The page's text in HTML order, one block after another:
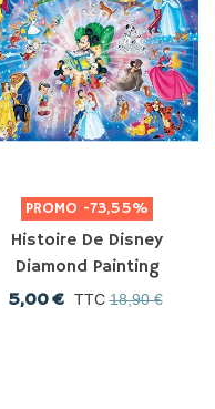
PROMO -73,55%
Histoire De Disney
Diamond Painting
5,00 € TTC 18,90 €